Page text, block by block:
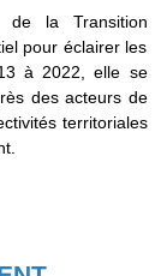
de la Transition
pour éclairer les
à 2022, elle se
des acteurs de
territoriales